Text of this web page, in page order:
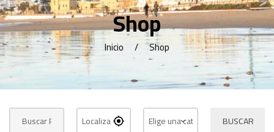
Shop
Inicio Shop
BUSCAR